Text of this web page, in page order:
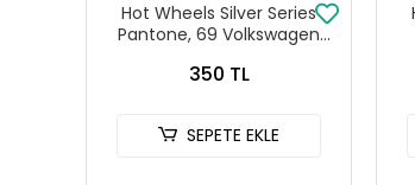
Hot Wheels Silver Series
Pantone, 69 Volkswagen
350 TL
SEPETE EKLE